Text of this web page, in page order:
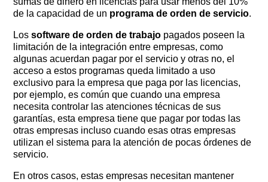
de la capacidad de un programa de orden de servicio.
Lossoftware de orden de trabajo pagados poseen la
limitación de la integración entre empresas, como
algunas acuerdan pagar por el servicio y otras no, el
acceso a estos programas queda limitado a uso
exclusivo para la empresa que paga por las licencias,
por ejemplo, es común que cuando una empresa
necesita controlar las atenciones técnicas de sus
garantías, esta empresa tiene que pagar por todas las
otras empresas incluso cuando esas otras empresas
utilizan el sistema para la atención de pocas órdenes de
servicio.
En otros casos, estas empresas necesitan mantener